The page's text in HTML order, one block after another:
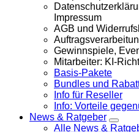
Impressum
AGB und
Gewinnspiele,
Mitarbeiter: KI-
Basis-Pakete
Bundles und
Info für Reseller
Info: Vorteile
News & Ratgeber
Alle News &